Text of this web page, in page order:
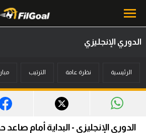
أخبار
الدوري الإنجليزي
الرئيسية نظرة عامة الترتيب
الدوري الإنجليزي - البداية أمام صاعد